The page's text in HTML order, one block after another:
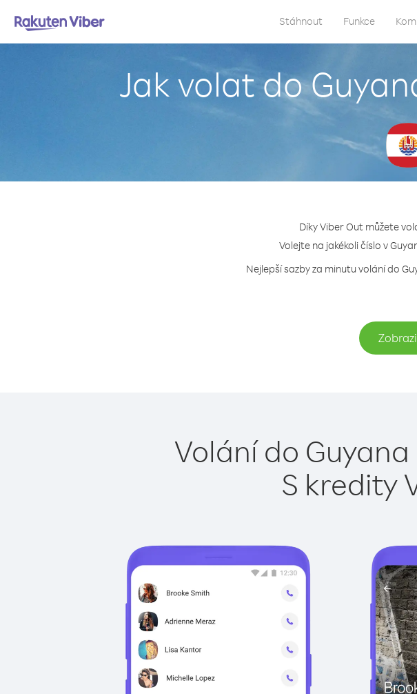
Stáhnout Funkce
Jak volat do
Díky Viber Out můžete
Volejte na jakékoli číslo v
Nejlepší sazby za minutu volání do
Volání do
S kredity